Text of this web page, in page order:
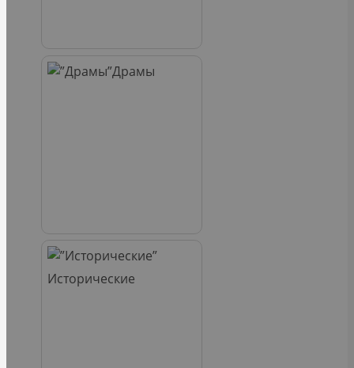
Драмы
Исторические